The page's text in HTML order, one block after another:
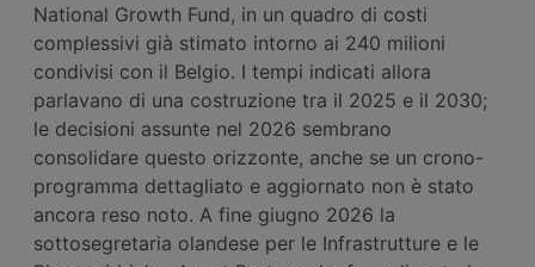
National Growth Fund, in un quadro di costi
complessivi già stimato intorno ai 240 milioni
condivisi con il Belgio. I tempi indicati allora
parlavano di una costruzione tra il 2025 e il 2030;
le decisioni assunte nel 2026 sembrano
consolidare questo orizzonte, anche se un crono-
programma dettagliato e aggiornato non è stato
ancora reso noto. A fine giugno 2026 la
sottosegretaria olandese per le Infrastrutture e le